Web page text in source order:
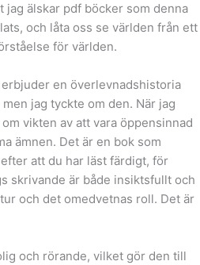
älskar pdf böcker som denna
och låta oss se världen från ett
för världen.
en överlevnadshistoria
jag tyckte om den. När jag
vikten av att vara öppensinnad
ämnen. Det är en bok som
att du har läst färdigt, för
skrivande är både insiktsfullt och
och det omedvetnas roll. Det är
och rörande, vilket gör den till